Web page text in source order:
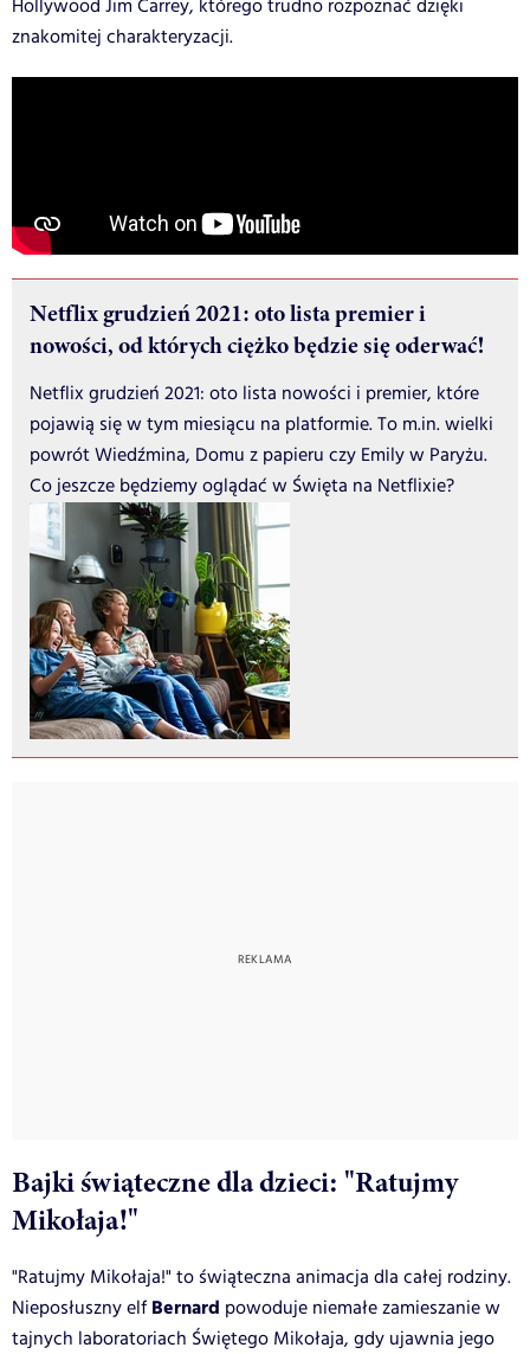
Hollywood Jim Carrey, którego trudno rozpoznać dzięki
znakomitej charakteryzacji.
Netflix grudzień 2021: oto lista premier i
nowości, od których ciężko będzie się oderwać!
Netflix grudzień 2021: oto lista nowości i premier, które
pojawią się w tym miesiącu na platformie. To m.in. wielki
powrót Wiedźmina, Domu z papieru czy Emily w Paryżu.
Co jeszcze będziemy oglądać w Święta na Netflixie?
Bajki świąteczne dla dzieci: "Ratujmy
Mikołaja!"
"Ratujmy Mikołaja!" to świąteczna animacja dla całej rodziny.
Nieposłuszny elf Bernard powoduje niemałe zamieszanie w
tajnych laboratoriach Świętego Mikołaja, gdy ujawnia jego